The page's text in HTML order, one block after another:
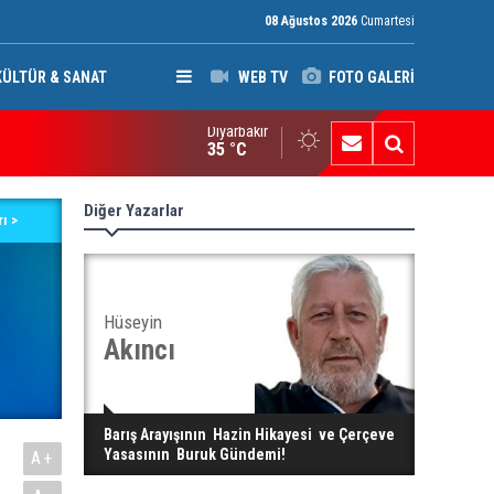
08 Ağustos 2026 Cumartesi
WEB TV FOTO GALERİ
& SANAT
Raporu: Peşmerge, Washington'ın Ortadoğu'daki En Önemli
Diyarbakır
35 °C
>
A+
Diğer Yazarlar
Hüseyin
Akıncı
Barış Arayışının Hazin Hikayesi ve Çerçeve
Yasasının Buruk Gündemi!